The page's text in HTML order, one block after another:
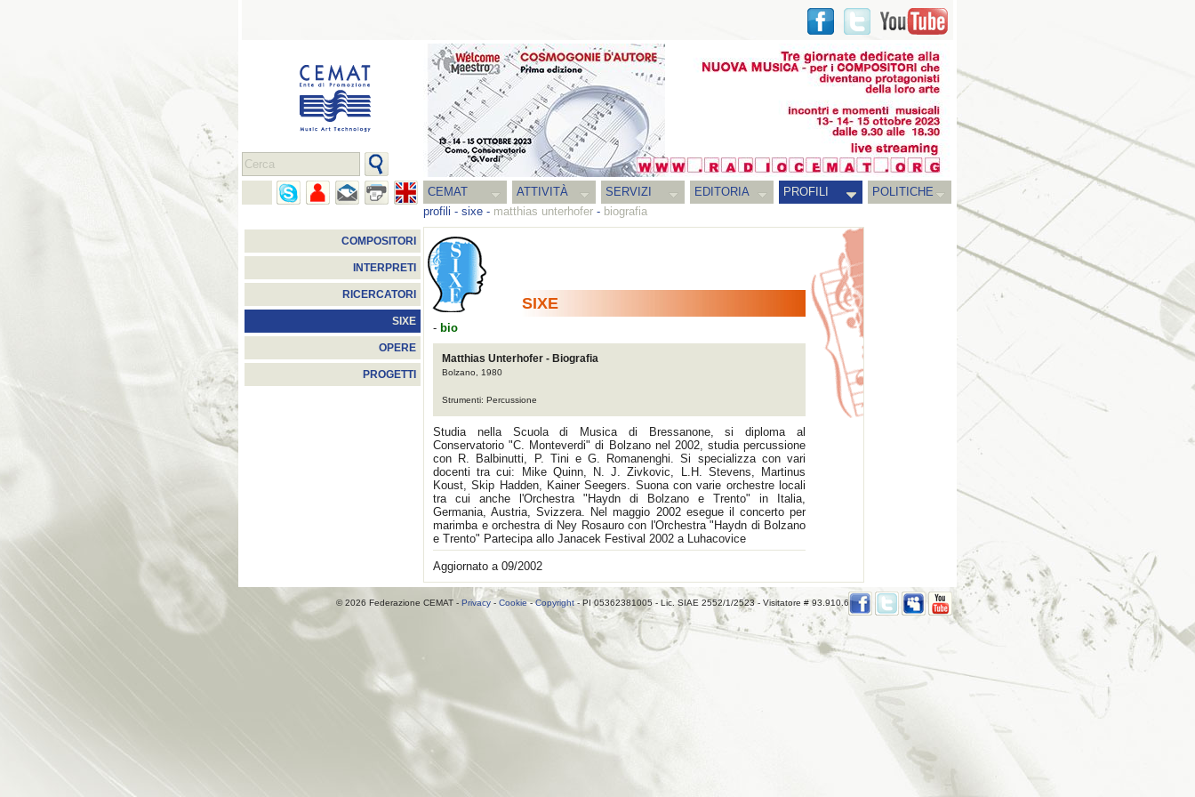
CEMAT ATTIVITÀ SERVIZI EDITORIA PROFILI
POLITICHE
profili - sixe - matthias unterhofer - biografia
COMPOSITORI
INTERPRETI
RICERCATORI
SIXE
OPERE
PROGETTI
SIXE
- bio
Matthias Unterhofer - Biografia
Bolzano, 1980
Strumenti: Percussione
Studia nella Scuola di Musica di Bressanone, si diploma al
Conservatorio "C. Monteverdi" di Bolzano nel 2002, studia percussione
con R. Balbinutti, P. Tini e G. Romanenghi. Si specializza con vari
docenti tra cui: Mike Quinn, N. J. Zivkovic, L.H. Stevens, Martinus
Koust, Skip Hadden, Kainer Seegers. Suona con varie orchestre locali
tra cui anche l'Orchestra "Haydn di Bolzano e Trento" in Italia,
Germania, Austria, Svizzera. Nel maggio 2002 esegue il concerto per
marimba e orchestra di Ney Rosauro con l'Orchestra "Haydn di Bolzano
e Trento" Partecipa allo Janacek Festival 2002 a Luhacovice
Aggiornato a 09/2002
© 2026 Federazione CEMAT - Privacy- Cookie-Copyright- PI 05362381005 - Lic. SIAE 2552/1/2523 - Visitatore # 93.910.691